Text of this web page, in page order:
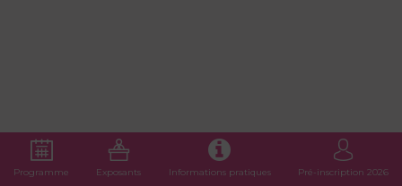
Programme Exposants Informations pratiques Pré-inscription 2026